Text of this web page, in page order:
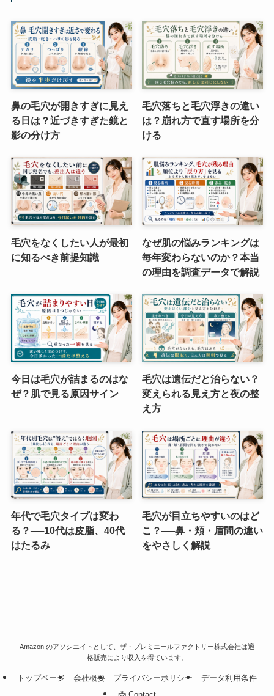
鼻の毛穴が開きすぎに見え
る日は？近づきすぎた鏡と
影の分け方
毛穴落ちと毛穴浮きの違い
は？崩れ方で直す場所を分
ける
毛穴をなくしたい人が最初
に知るべき前提知識
なぜ肌の悩みランキングは
毎年変わらないのか？本当
の理由を調査データで解説
今日は毛穴が詰まるのはな
ぜ？肌で見る原因サイン
毛穴は遺伝だと治らない？
変えられる見え方と夜の整
え方
年代で毛穴タイプは変わ
る？──10代は皮脂、40代
はたるみ
毛穴が目立ちやすいのはど
こ？──鼻・頬・眉間の違い
をやさしく解説
Amazon のアソシエイトとして、ザ・プレミエールファクトリー株式会社は適
格販売により収入を得ています。
トップページ 会社概要 プライバシーポリシー
データ利用条件